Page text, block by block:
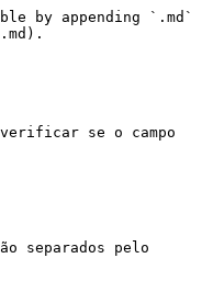
by appending `.md`
se o campo
separados pelo